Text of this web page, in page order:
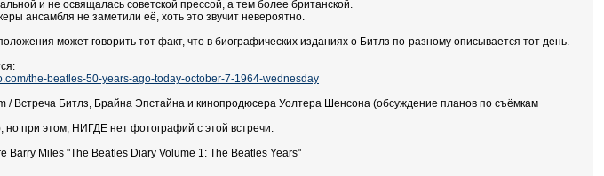
и не освящалась советской прессой, а тем более британской.
ансамбля не заметили её, хоть это звучит невероятно.
может говорить тот факт, что в биографических изданиях о Битлз по-разному описывается тот день.
the-beatles-50-years-ago-today-october-7-1964-wednesday
/ Встреча Битлз, Брайна Эпстайна и кинопродюсера Уолтера Шенсона (обсуждение планов по съёмкам
но при этом, НИГДЕ нет фотографий с этой встречи.
Barry Miles "The Beatles Diary Volume 1: The Beatles Years"